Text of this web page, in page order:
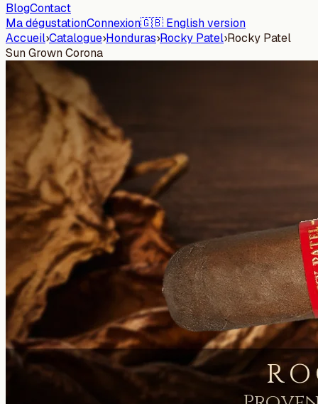
BlogContact
Ma dégustationConnexion🇬🇧 English version
Accueil›Catalogue›Honduras›Rocky Patel›Rocky Patel
Sun Grown Corona